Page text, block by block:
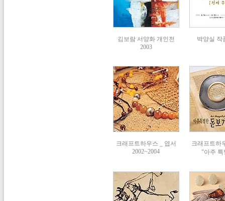
김보람 서양화 개인전
2003
박양실 작
크래프트하우스 _ 엽서
2002~2004
크래프트하
"아주